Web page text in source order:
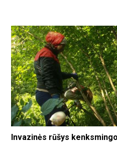
Invazinės rūšys